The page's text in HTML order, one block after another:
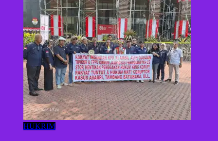
HUKRIM